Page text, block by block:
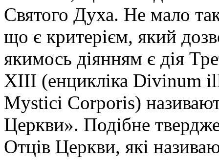
Святого Духа. Не мало
що є критерієм, який
якимось діянням є дія
XIII (енцикліка Divinum
Mystici Corporis)
Церкви». Подібне
Отців Церкви, які